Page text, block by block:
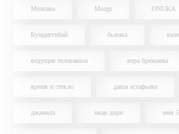
Montana Mozgi ONUKA
Бумдиггибай бьянка
ведущие телеканала вера брежнева
время и стекло даша астафьева
джамала иван дорн имя